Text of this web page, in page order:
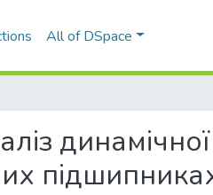
All of DSpace